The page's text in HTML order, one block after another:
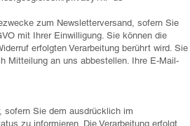
zum Newsletterversand, sofern Sie
mit Ihrer Einwilligung. Sie können die
erfolgten Verarbeitung berührt wird. Sie
Mitteilung an uns abbestellen. Ihre E-Mail-
sofern Sie dem ausdrücklich im
zu informieren. Die Verarbeitung erfolgt